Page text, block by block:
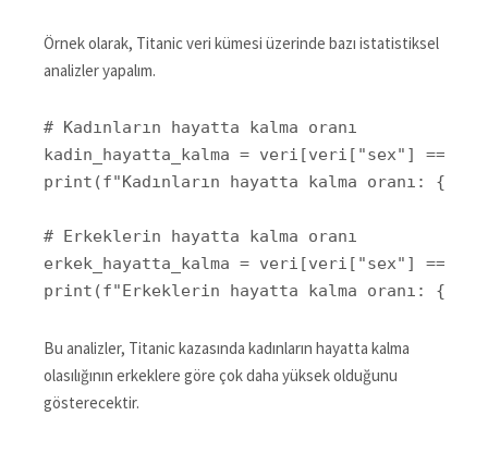
Örnek olarak, Titanic veri kümesi üzerinde bazı istatistiksel
analizler yapalım.
# Kadınların hayatta kalma oranı
kadin_hayatta_kalma = veri[veri["sex"] ==
print(f"Kadınların hayatta kalma oranı:
# Erkeklerin hayatta kalma oranı
erkek_hayatta_kalma = veri[veri["sex"] ==
print(f"Erkeklerin hayatta kalma oranı:
Bu analizler, Titanic kazasında kadınların hayatta kalma
olasılığının erkeklere göre çok daha yüksek olduğunu
gösterecektir.